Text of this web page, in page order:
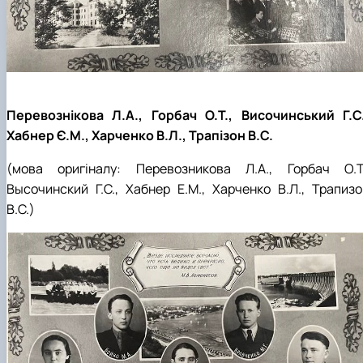
Перевознікова Л.А., Горбач О.Т., Височинський
Хабнер Є.М., Харченко В.Л., Трапізон В.С.
(мова оригіналу: Перевозникова Л.А., Горбач
Высочинский Г.С., Хабнер Е.М., Харченко В.Л.,
В.С.)